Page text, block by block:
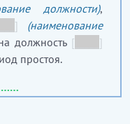
должности),
]
(наименование
должность [
]
простоя.